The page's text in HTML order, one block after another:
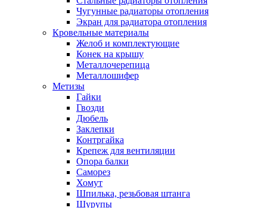
Чугунные радиаторы отопления
Экран для радиатора отопления
Кровельные материалы
Желоб и комплектующие
Конек на крышу
Металлочерепица
Металлошифер
Метизы
Гайки
Гвозди
Дюбель
Заклепки
Контргайка
Крепеж для вентиляции
Опора балки
Саморез
Хомут
Шпилька, резьбовая штанга
Шурупы